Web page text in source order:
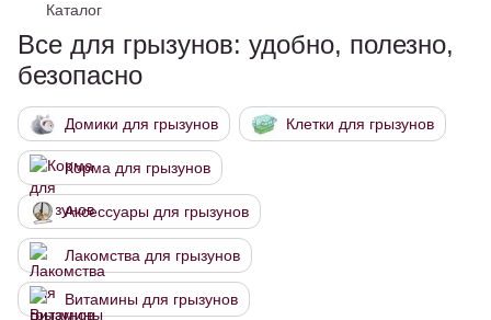
Каталог
Все для грызунов: удобно, полезно,
безопасно
Домики для грызунов Клетки для грызунов
Корма для грызунов
Аксессуары для грызунов
Лакомства для грызунов
Витамины для грызунов